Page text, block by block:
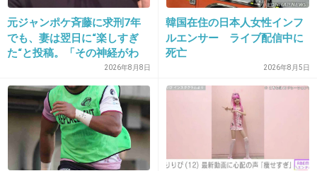
18. 匿名2019/01/08(火) 20:16:12
私は、母親にそっくりって言われる…。
買い物してても、○○さんの娘さん？そっくりだからすぐ分
+9
2019/01/08(火) 20:17:36
元ジャンポケ斉藤に求刑7年
でも、妻は翌日に“楽しすぎ
た“と投稿。「その神経がわ
2026年8月8日
韓国在住の日本人女性インフ
ルエンサー ライブ配信中に
死亡
2026年8月5日